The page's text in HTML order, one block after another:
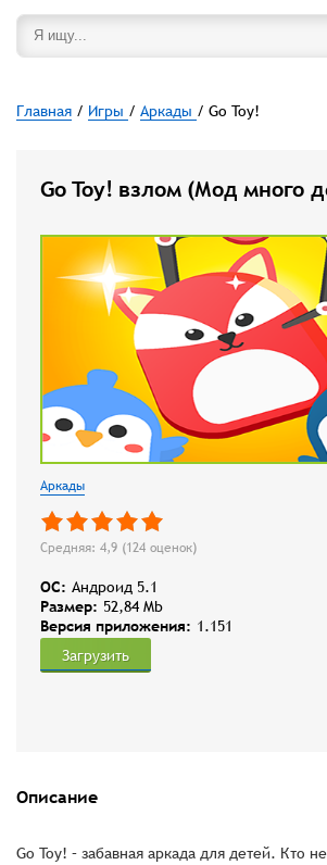
Главная / Игры / Аркады / Go Toy!
Go Toy! взлом (Мод много
Аркады
Средняя: 4,9 (124 оценок)
OC: Андроид 5.1
Размер: 52,84 Mb
Версия приложения: 1.151
Загрузить
Описание
Go Toy! – забавная аркада для детей. Кто